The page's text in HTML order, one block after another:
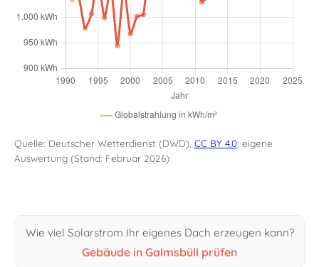
Quelle: Deutscher Wetterdienst (DWD), CC BY 4.0; eigene
Auswertung (Stand: Februar 2026)
Wie viel Solarstrom Ihr eigenes Dach erzeugen kann?
Gebäude in Galmsbüll prüfen